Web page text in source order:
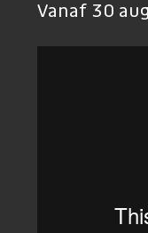
Vanaf 30